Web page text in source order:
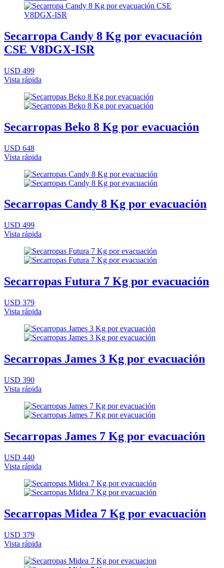
Secarropa Candy 8 Kg por evacuación
CSE V8DGX-ISR
USD 499
Vista rápida
Secarropas Beko 8 Kg por evacuación
USD 648
Vista rápida
Secarropas Candy 8 Kg por evacuación
USD 499
Vista rápida
Secarropas Futura 7 Kg por evacuación
USD 379
Vista rápida
Secarropas James 3 Kg por evacuación
USD 390
Vista rápida
Secarropas James 7 Kg por evacuación
USD 440
Vista rápida
Secarropas Midea 7 Kg por evacuación
USD 379
Vista rápida